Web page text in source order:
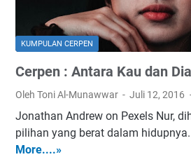
A
k
u
I
n
i
n
KUMPULAN CERPEN
Cerpen : Antara Kau dan Dia
Oleh Toni Al-Munawwar Juli 12, 2016
Jonathan Andrew on Pexels Nur,
pilihan yang berat dalam
More....»
C